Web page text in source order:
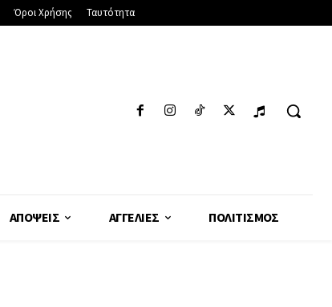
Όροι Χρήσης Ταυτότητα
ΑΠΌΨΕΙΣ ΑΓΓΕΛΊΕΣ ΠΟΛΙΤΙΣΜΌΣ